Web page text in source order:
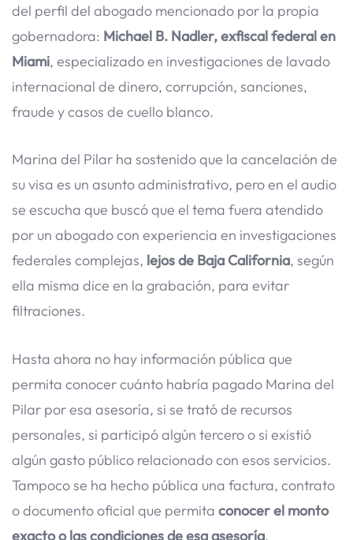
del perfil del abogado mencionado por la propia
gobernadora: Michael B. Nadler, exfiscal federal en
Miami, especializado en investigaciones de lavado
internacional de dinero, corrupción, sanciones,
fraude y casos de cuello blanco.
Marina del Pilar ha sostenido que la cancelación de
su visa es un asunto administrativo, pero en el audio
se escucha que buscó que el tema fuera atendido
por un abogado con experiencia en investigaciones
federales complejas, lejos de Baja California, según
ella misma dice en la grabación, para evitar
filtraciones.
Hasta ahora no hay información pública que
permita conocer cuánto habría pagado Marina del
Pilar por esa asesoría, si se trató de recursos
personales, si participó algún tercero o si existió
algún gasto público relacionado con esos servicios.
Tampoco se ha hecho pública una factura, contrato
o documento oficial que permita conocer el monto
exacto o las condiciones de esa asesoría.